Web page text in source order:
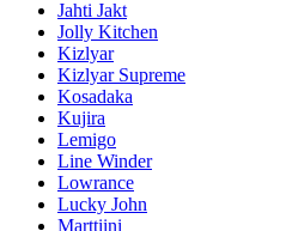
Jahti Jakt
Jolly Kitchen
Kizlyar
Kizlyar Supreme
Kosadaka
Kujira
Lemigo
Line Winder
Lowrance
Lucky John
Marttiini